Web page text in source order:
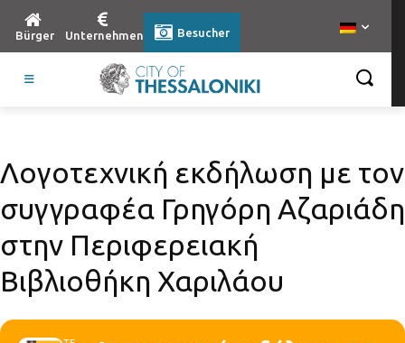
Bürger Unternehmen Besucher
Λογοτεχνική εκδήλωση με τον
συγγραφέα Γρηγόρη Αζαριάδη
στην Περιφερειακή
Βιβλιοθήκη Χαριλάου